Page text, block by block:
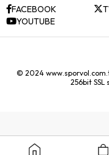
FACEBOOK
YOUTUBE
© 2024
256bit SSL